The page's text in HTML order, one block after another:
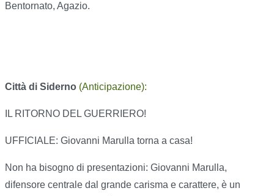
Bentornato, Agazio.
Città di Siderno (Anticipazione):
IL RITORNO DEL GUERRIERO!
UFFICIALE: Giovanni Marulla torna a casa!
Non ha bisogno di presentazioni: Giovanni Marulla,
difensore centrale dal grande carisma e carattere, è un